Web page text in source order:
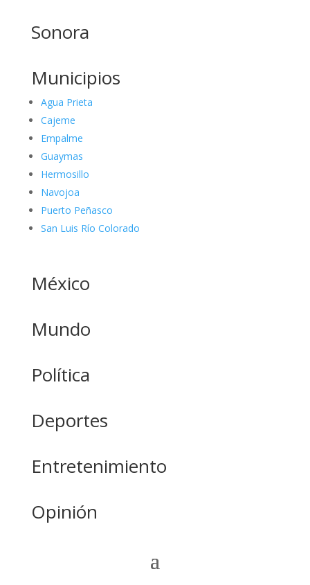
Sonora
Municipios
Agua Prieta
Cajeme
Empalme
Guaymas
Hermosillo
Navojoa
Puerto Peñasco
San Luis Río Colorado
México
Mundo
Política
Deportes
Entretenimiento
Opinión